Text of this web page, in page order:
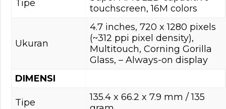
Tipe
touchscreen, 16M colors
Ukuran
4.7 inches, 720 x 1280 pixels
(~312 ppi pixel density),
Multitouch, Corning Gorilla
Glass, – Always-on display
DIMENSI
Tipe
135.4 x 66.2 x 7.9 mm / 135